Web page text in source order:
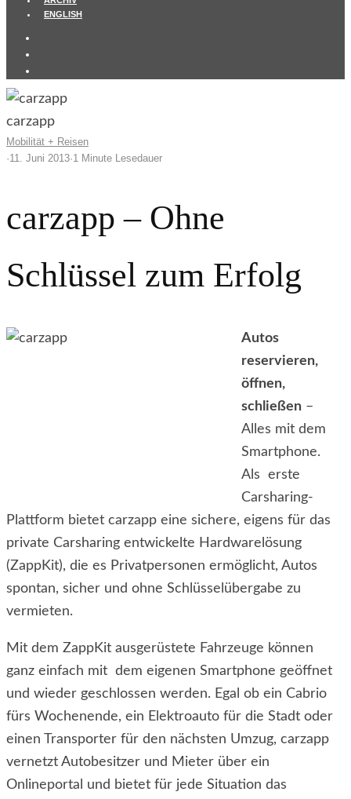
ENGLISH
carzapp
Mobilität + Reisen
·11. Juni 2013·1 Minute Lesedauer
carzapp – Ohne
Schlüssel zum Erfolg
Autos
reservieren,
öffnen,
schließen –
Alles mit dem
Smartphone.
Als erste
Carsharing-
Plattform bietet carzapp eine sichere, eigens für das
private Carsharing entwickelte Hardwarelösung
(ZappKit), die es Privatpersonen ermöglicht, Autos
spontan, sicher und ohne Schlüsselübergabe zu
vermieten.
Mit dem ZappKit ausgerüstete Fahrzeuge können
ganz einfach mit dem eigenen Smartphone geöffnet
und wieder geschlossen werden. Egal ob ein Cabrio
fürs Wochenende, ein Elektroauto für die Stadt oder
einen Transporter für den nächsten Umzug, carzapp
vernetzt Autobesitzer und Mieter über ein
Onlineportal und bietet für jede Situation das